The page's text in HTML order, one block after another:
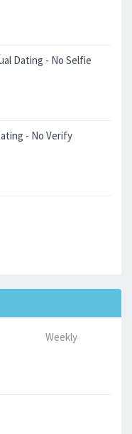
Dating - No Selfie
- No Verify
Weekly